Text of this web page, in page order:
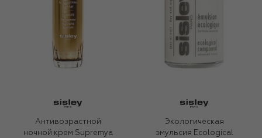
Антивозрастной
ночной крем Supremya
Экологическая
эмульсия Ecological